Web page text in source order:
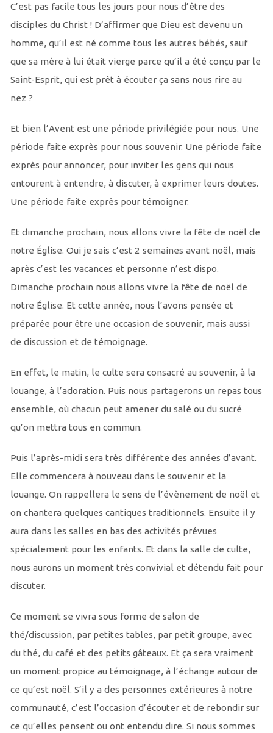
C’est pas facile tous les jours pour nous d’être des
disciples du Christ ! D’affirmer que Dieu est devenu un
homme, qu’il est né comme tous les autres bébés, sauf
que sa mère à lui était vierge parce qu’il a été conçu par le
Saint-Esprit, qui est prêt à écouter ça sans nous rire au
nez ?
Et bien l’Avent est une période privilégiée pour nous. Une
période faite exprès pour nous souvenir. Une période faite
exprès pour annoncer, pour inviter les gens qui nous
entourent à entendre, à discuter, à exprimer leurs doutes.
Une période faite exprès pour témoigner.
Et dimanche prochain, nous allons vivre la fête de noël de
notre Église. Oui je sais c’est 2 semaines avant noël, mais
après c’est les vacances et personne n’est dispo.
Dimanche prochain nous allons vivre la fête de noël de
notre Église. Et cette année, nous l’avons pensée et
préparée pour être une occasion de souvenir, mais aussi
de discussion et de témoignage.
En effet, le matin, le culte sera consacré au souvenir, à la
louange, à l’adoration. Puis nous partagerons un repas tous
ensemble, où chacun peut amener du salé ou du sucré
qu’on mettra tous en commun.
Puis l’après-midi sera très différente des années d’avant.
Elle commencera à nouveau dans le souvenir et la
louange. On rappellera le sens de l’évènement de noël et
on chantera quelques cantiques traditionnels. Ensuite il y
aura dans les salles en bas des activités prévues
spécialement pour les enfants. Et dans la salle de culte,
nous aurons un moment très convivial et détendu fait pour
discuter.
Ce moment se vivra sous forme de salon de
thé/discussion, par petites tables, par petit groupe, avec
du thé, du café et des petits gâteaux. Et ça sera vraiment
un moment propice au témoignage, à l’échange autour de
ce qu’est noël. S’il y a des personnes extérieures à notre
communauté, c’est l’occasion d’écouter et de rebondir sur
ce qu’elles pensent ou ont entendu dire. Si nous sommes